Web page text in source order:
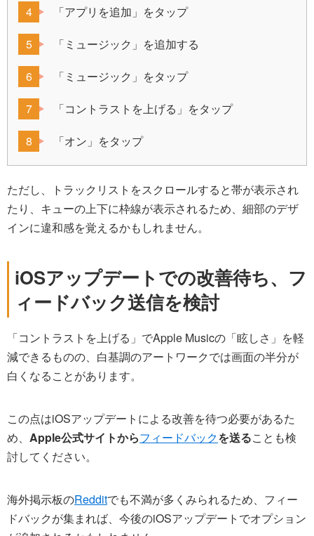
「アプリを追加」をタップ
「ミュージック」を追加する
「ミュージック」をタップ
「コントラストを上げる」をタップ
「オン」をタップ
ただし、トラックリストをスクロールすると帯が表示され
たり、キューの上下に枠線が表示されるため、細部のデザ
インに違和感を覚えるかもしれません。
iOSアップデートでの改善待ち、フ
ィードバック送信を検討
「コントラストを上げる」でApple Musicの「眩しさ」を軽
減できるものの、白基調のアートワークでは画面の半分が
白くなることがあります。
この点はiOSアップデートによる改善を待つ必要があるた
め、 Apple公式サイトからフィードバックを送ることも検
討してください。
海外掲示板のRedditでも不満が多くみられるため、フィー
ドバックが集まれば、今後のiOSアップデートでオプション